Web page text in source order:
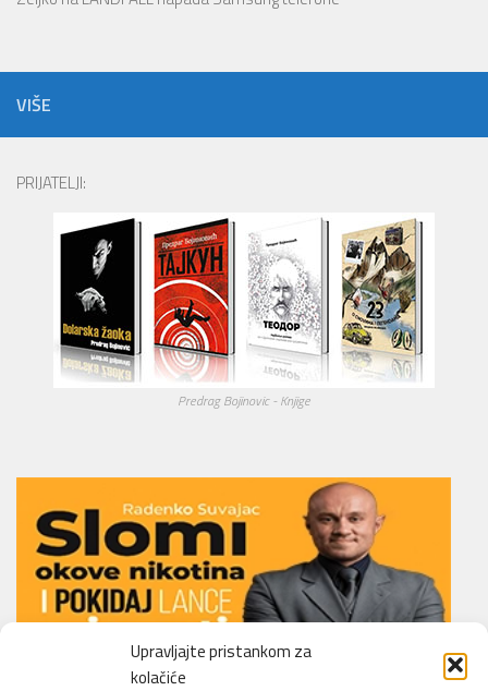
Upravljajte pristankom za
kolačiće
VIŠE
PRIJATELJI:
Predrag Bojinovic - Knjige